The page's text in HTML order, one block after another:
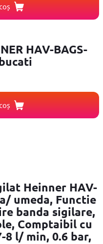
HAV-BAGS-
Heinner HAV-
umeda, Functie
banda sigilare,
Comptaibil cu
8 l/ min, 0.6 bar,